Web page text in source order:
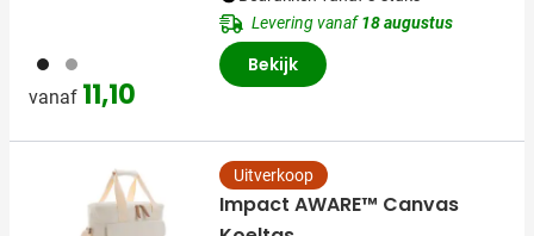
001 003
vanaf 11,10
Levering vanaf18 augustus
Bekijk
Uitverkoop
Impact AWARE™ Canvas